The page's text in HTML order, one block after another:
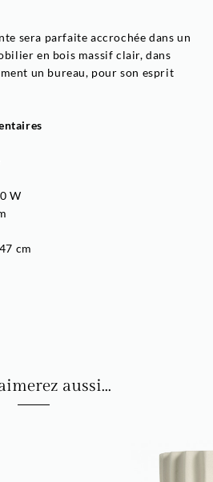
sera parfaite accrochée dans un
en bois massif clair, dans
un bureau, pour son esprit
W
cm
aussi...